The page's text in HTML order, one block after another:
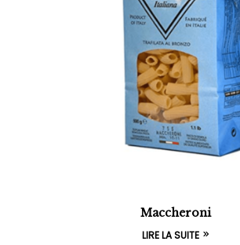
Maccheroni
LIRE LA SUITE